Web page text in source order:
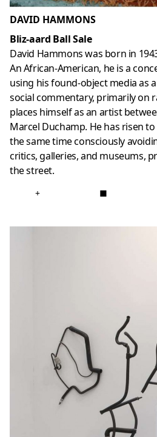
DAVID HAMMONS
Bliz-aard Ball Sale
David Hammons was born in
An African-American, he is a
using his found-object media as
social commentary, primarily on
places himself as an artist
Marcel Duchamp. He has risen
the same time consciously
critics, galleries, and museums,
the street.
+ ■